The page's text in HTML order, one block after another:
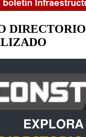
DIRECTORIO